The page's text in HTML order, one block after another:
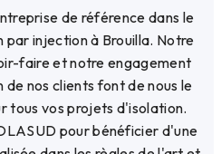
de référence dans le
par injection à Brouilla. Notre
faire et notre engagement
nos clients font de nous le
tous vos projets d'isolation.
pour bénéficier d'une